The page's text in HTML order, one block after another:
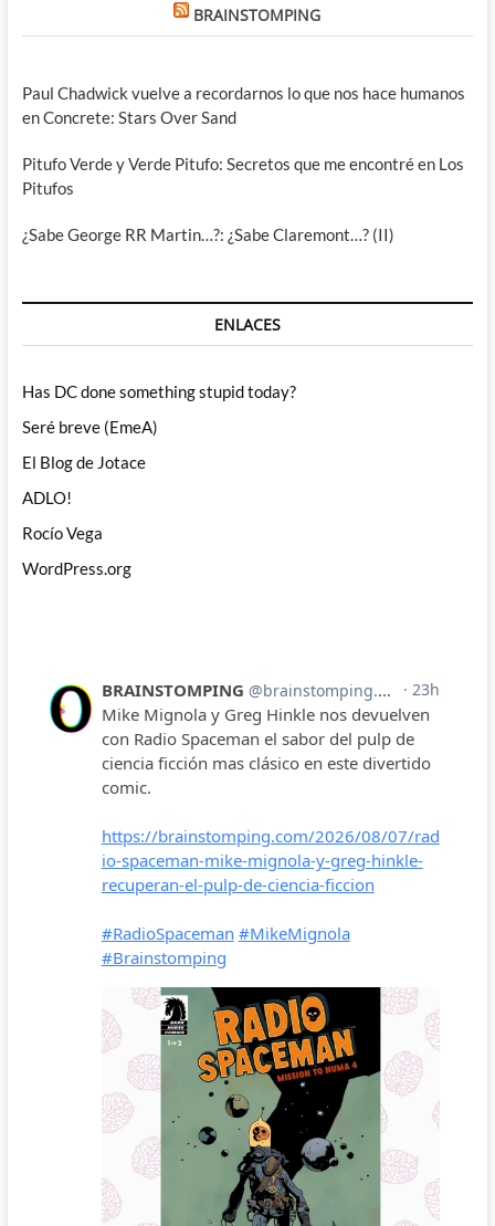
BRAINSTOMPING
Paul Chadwick vuelve a recordarnos lo que nos hace humanos
en Concrete: Stars Over Sand
Pitufo Verde y Verde Pitufo: Secretos que me encontré en Los
Pitufos
¿Sabe George RR Martin…?: ¿Sabe Claremont…? (II)
ENLACES
Has DC done something stupid today?
Seré breve (EmeA)
El Blog de Jotace
ADLO!
Rocío Vega
WordPress.org